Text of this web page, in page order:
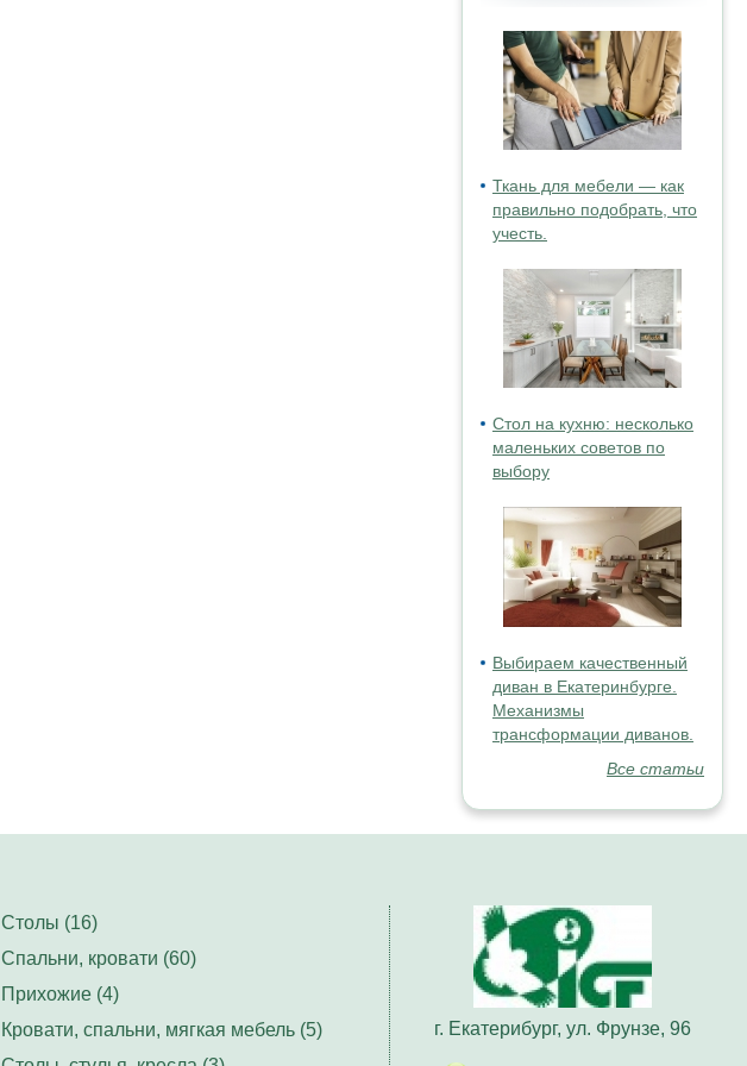
Ткань для мебели — как
правильно подобрать, что
учесть.
Стол на кухню: несколько
маленьких советов по
выбору
Выбираем качественный
диван в Екатеринбурге.
Механизмы
трансформации диванов.
Все статьи
г. Екатерибург, ул. Фрунзе, 96
Столы (16)
Спальни, кровати (60)
Прихожие (4)
Кровати, спальни, мягкая мебель (5)